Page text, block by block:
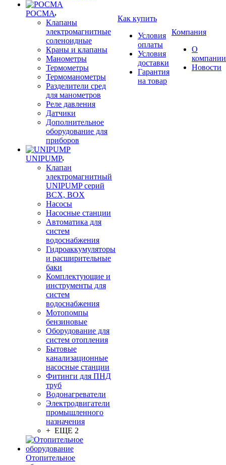
РОСМА
Клапаны
электромагнитные
соленоидные
Краны и клапаны
Манометры
Термометры
Термоманометры
Разделители сред
для манометров
Реле давления
Датчики
Дополнительное
оборудование для
приборов
UNIPUMP
Клапан
электромагнитный
UNIPUMP серий
BCX, BOX
Насосы
Насосные станции
Автоматика для
систем
водоснабжения
Гидроаккумуляторы
и расширительные
баки
Комплектующие и
инструменты для
систем
водоснабжения
Мотопомпы
бензиновые
Оборудование для
систем отопления
Бытовые
канализационные
насосные станции
Фитинги для ПНД
труб
Водонагреватели
Электродвигатели
промышленного
назначения
+ ЕЩЕ 2
Отопительное
Как купить
Условия
оплаты
Условия
доставки
Гарантия
на товар
Компания
О
компании
Новости